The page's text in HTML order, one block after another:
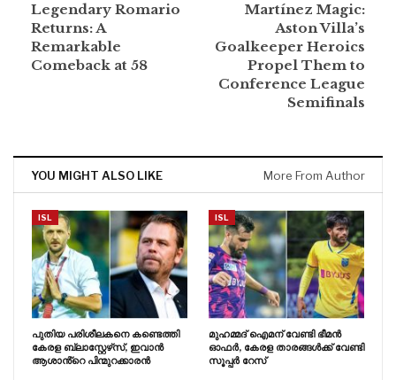
Legendary Romario
Returns: A
Remarkable
Comeback at 58
Martínez Magic:
Aston Villa’s
Goalkeeper Heroics
Propel Them to
Conference League
Semifinals
YOU MIGHT ALSO LIKE More From Author
ISL
പുതിയ പരിശീലകനെ കണ്ടെത്തി
കേരള ബ്ലാസ്റ്റേഴ്‌സ്, ഇവാൻ
ആശാൻ്റെ പിന്മുറക്കാരൻ
ISL
മുഹമ്മദ് ഐമന് വേണ്ടി ഭീമൻ
ഓഫർ, കേരള താരങ്ങൾക്ക് വേണ്ടി
സൂപ്പർ റേസ്